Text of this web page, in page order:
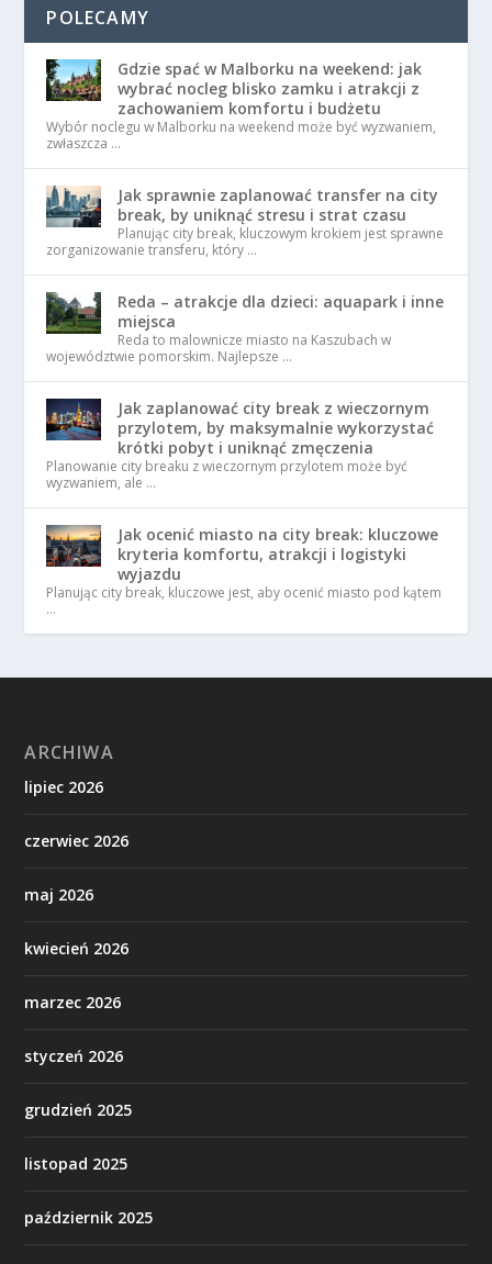
POLECAMY
Gdzie spać w Malborku na weekend: jak
wybrać nocleg blisko zamku i atrakcji z
zachowaniem komfortu i budżetu
Wybór noclegu w Malborku na weekend może być wyzwaniem,
zwłaszcza …
Jak sprawnie zaplanować transfer na city
break, by uniknąć stresu i strat czasu
Planując city break, kluczowym krokiem jest sprawne
zorganizowanie transferu, który …
Reda – atrakcje dla dzieci: aquapark i inne
miejsca
Reda to malownicze miasto na Kaszubach w
województwie pomorskim. Najlepsze …
Jak zaplanować city break z wieczornym
przylotem, by maksymalnie wykorzystać
krótki pobyt i uniknąć zmęczenia
Planowanie city breaku z wieczornym przylotem może być
wyzwaniem, ale …
Jak ocenić miasto na city break: kluczowe
kryteria komfortu, atrakcji i logistyki
wyjazdu
Planując city break, kluczowe jest, aby ocenić miasto pod kątem
…
ARCHIWA
lipiec 2026
czerwiec 2026
maj 2026
kwiecień 2026
marzec 2026
styczeń 2026
grudzień 2025
listopad 2025
październik 2025